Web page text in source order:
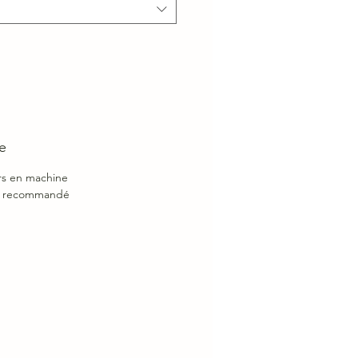
en machine